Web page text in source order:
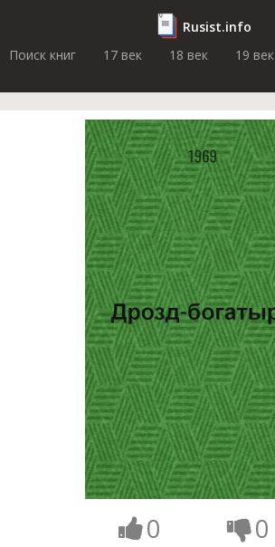
Rusist.info
Поиск книг
17 век 18 век 19 век
0 0